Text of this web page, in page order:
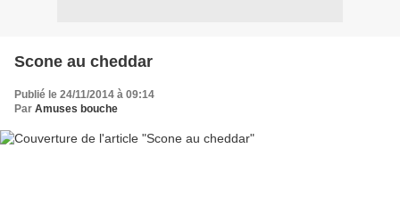
Scone au cheddar
Publié le 24/11/2014 à 09:14
Par Amuses bouche